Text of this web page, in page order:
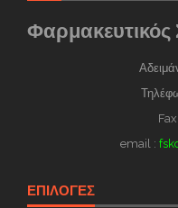
Φαρμακευτικός
email :
ΕΠΙΛΟΓΕΣ